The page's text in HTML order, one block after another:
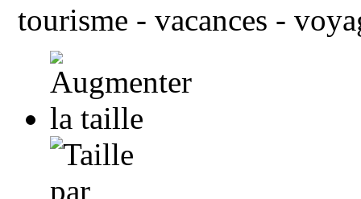
tourisme - vacances -